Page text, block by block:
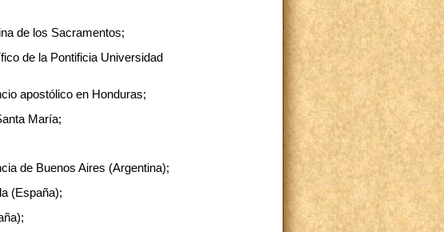
de los Sacramentos;
de la Pontificia Universidad
apostólico en Honduras;
María;
de Buenos Aires (Argentina);
(España);